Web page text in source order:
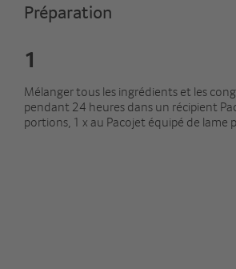
Préparation
1
Mélanger tous les ingrédients et les
pendant 24 heures dans un récipient
portions, 1 x au Pacojet équipé de lame